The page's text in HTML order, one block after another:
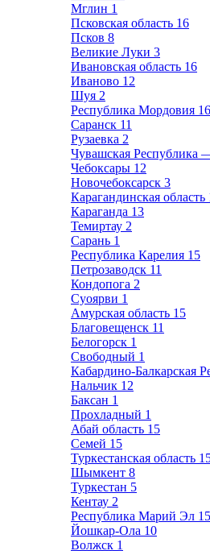
Мглин 1
Псковская область 16
Псков 8
Великие Луки 3
Ивановская область 16
Иваново 12
Шуя 2
Республика Мордовия 16
Саранск 11
Рузаевка 2
Чувашская Республика
Чебоксары 12
Новочебоксарск 3
Карагандинская область
Караганда 13
Темиртау 2
Сарань 1
Республика Карелия 15
Петрозаводск 11
Кондопога 2
Суоярви 1
Амурская область 15
Благовещенск 11
Белогорск 1
Свободный 1
Кабардино-Балкарская
Нальчик 12
Баксан 1
Прохладный 1
Абай область 15
Семей 15
Туркестанская область
Шымкент 8
Туркестан 5
Кентау 2
Республика Марий Эл 15
Йошкар-Ола 10
Волжск 1